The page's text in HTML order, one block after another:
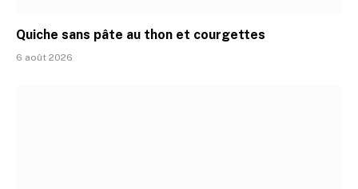
Quiche sans pâte au thon et courgettes
6 août 2026